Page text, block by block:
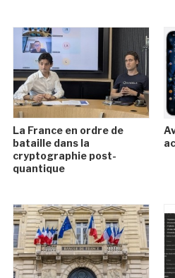
La France en ordre de
bataille dans la
cryptographie post-
quantique